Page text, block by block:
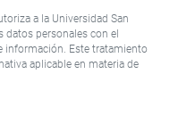
a la Universidad San
datos personales con el
información. Este tratamiento
aplicable en materia de